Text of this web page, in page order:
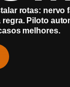
rotas: nervo
Piloto
melhores.